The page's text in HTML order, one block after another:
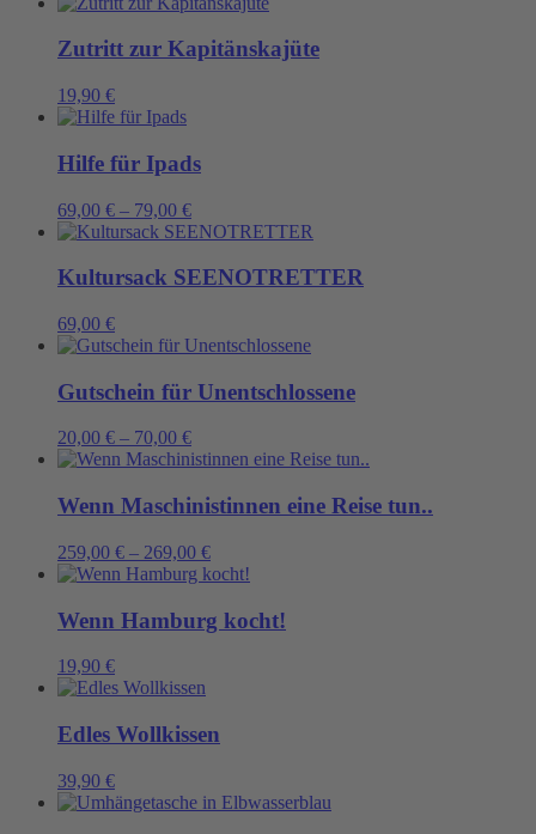
Zutritt zur Kapitänskajüte
19,90 €
Hilfe für Ipads
69,00 € – 79,00 €
Kultursack SEENOTRETTER
69,00 €
Gutschein für Unentschlossene
20,00 € – 70,00 €
Wenn Maschinistinnen eine Reise tun..
259,00 € – 269,00 €
Wenn Hamburg kocht!
19,90 €
Edles Wollkissen
39,90 €